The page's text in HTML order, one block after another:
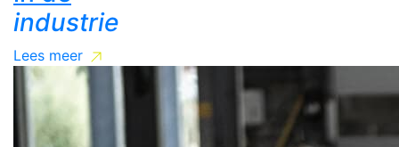
industrie
Lees meer